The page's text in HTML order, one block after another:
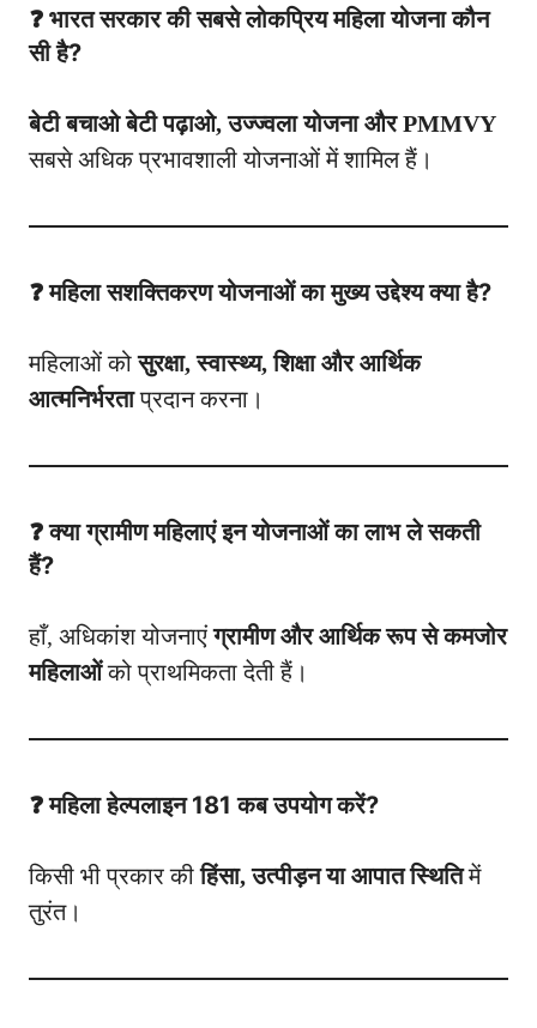
❓ भारत सरकार की सबसे लोकप्रिय महिला योजना कौन
सी है?
बेटी बचाओ बेटी पढ़ाओ, उज्ज्वला योजना और PMMVY
सबसे अधिक प्रभावशाली योजनाओं में शामिल हैं।
❓ महिला सशक्तिकरण योजनाओं का मुख्य उद्देश्य क्या है?
महिलाओं कोसुरक्षा, स्वास्थ्य, शिक्षा और आर्थिक
आत्मनिर्भरताप्रदान करना।
❓ क्या ग्रामीण महिलाएं इन योजनाओं का लाभ ले सकती
हैं?
हाँ, अधिकांश योजनाएंग्रामीण और आर्थिक रूप से कमजोर
महिलाओंको प्राथमिकता देती हैं।
❓ महिला हेल्पलाइन 181 कब उपयोग करें?
किसी भी प्रकार कीहिंसा, उत्पीड़न या आपात स्थितिमें
तुरंत।